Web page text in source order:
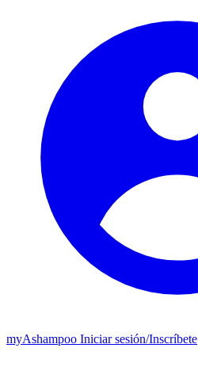
myAshampoo Iniciar sesión/Inscríbete